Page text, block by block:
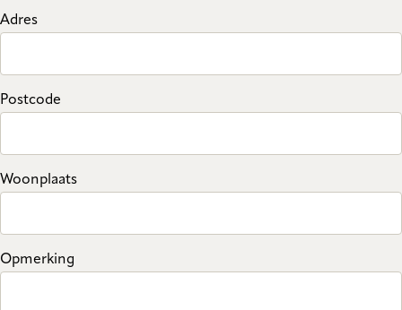
Adres
Postcode
Woonplaats
Opmerking